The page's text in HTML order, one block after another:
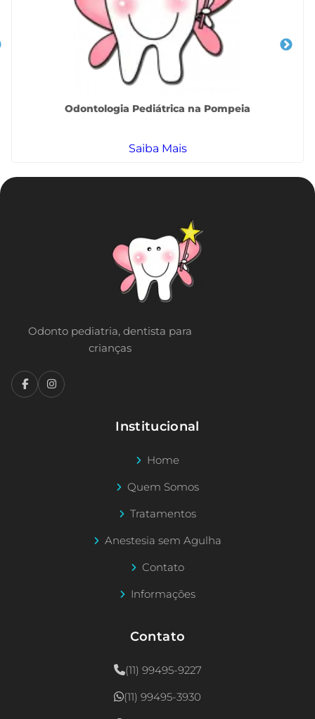
Odontologia Pediátrica na Pompeia
Saiba Mais
Odonto pediatria, dentista para
crianças
Institucional
Home
Quem Somos
Tratamentos
Anestesia sem Agulha
Contato
Informações
Contato
(11) 99495-9227
(11) 99495-3930